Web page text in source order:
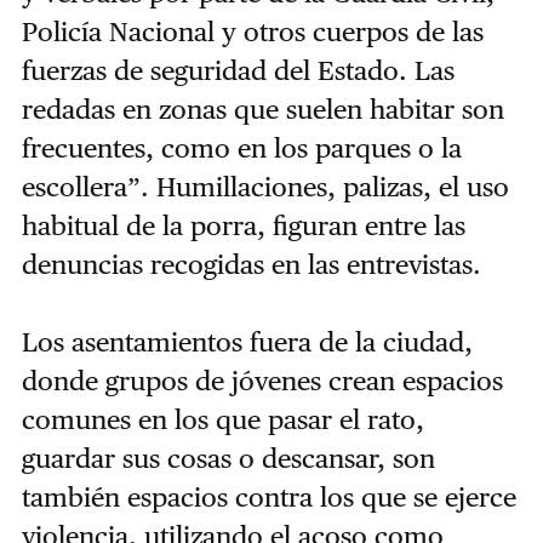
Policía Nacional y otros cuerpos de las
fuerzas de seguridad del Estado. Las
redadas en zonas que suelen habitar son
frecuentes, como en los parques o la
escollera”. Humillaciones, palizas, el uso
habitual de la porra, figuran entre las
denuncias recogidas en las entrevistas.
Los asentamientos fuera de la ciudad,
donde grupos de jóvenes crean espacios
comunes en los que pasar el rato,
guardar sus cosas o descansar, son
también espacios contra los que se ejerce
violencia, utilizando el acoso como